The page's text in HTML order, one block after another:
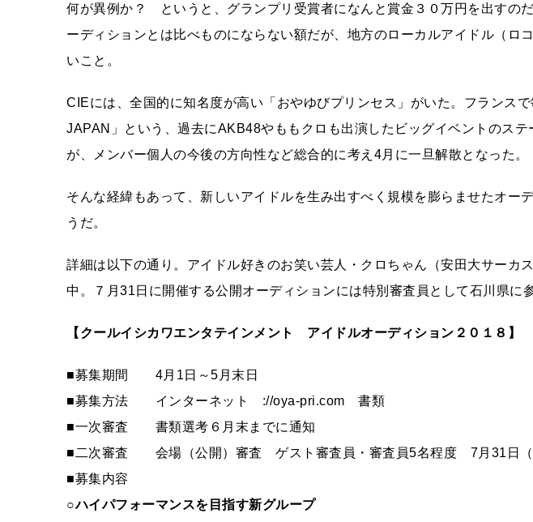
何が異例か？ というと、グランプリ受賞者になんと賞金３０万円を出すの
ーディションとは比べものにならない額だが、地方のローカルアイドル（ロ
いこと。
CIEには、全国的に知名度が高い「おやゆびプリンセス」がいた。フランス
JAPAN」という、過去にAKB48やももクロも出演したビッグイベントのステ
が、メンバー個人の今後の方向性など総合的に考え4月に一旦解散となった。
そんな経緯もあって、新しいアイドルを生み出すべく規模を膨らませたオー
うだ。
詳細は以下の通り。アイドル好きのお笑い芸人・クロちゃん（安田大サーカ
中。７月31日に開催する公開オーディションには特別審査員として石川県に
【クールイシカワエンタテインメント アイドルオーディション２０１８】
■募集期間 4月1日～5月末日
■募集方法 インターネット ://oya-pri.com 書類
■一次審査 書類選考６月末までに通知
■二次審査 会場（公開）審査 ゲスト審査員・審査員5名程度 7月31日（
■募集内容
○ハイパフォーマンスを目指す新グループ